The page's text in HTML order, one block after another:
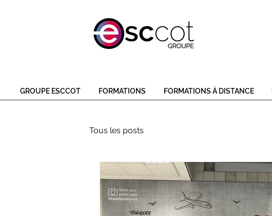
GROUPE ESCCOT FORMATIONS FORMATIONS À DISTANCE
Tous les posts